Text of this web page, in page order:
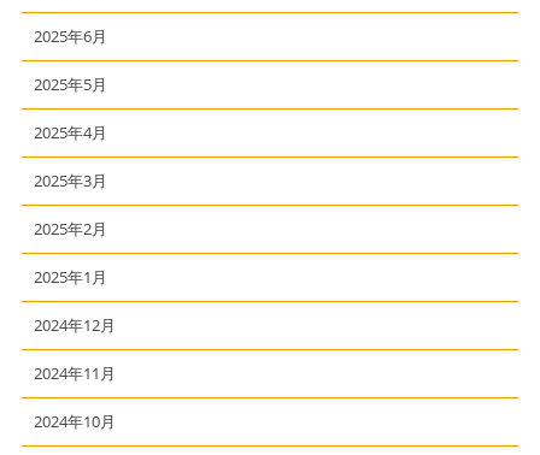
2025年6月
2025年5月
2025年4月
2025年3月
2025年2月
2025年1月
2024年12月
2024年11月
2024年10月